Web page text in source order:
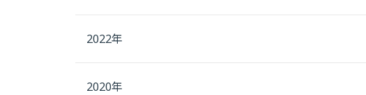
2022年
2020年